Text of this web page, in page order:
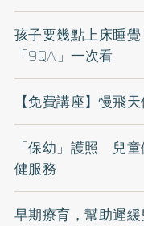
孩子要幾點上床睡
「9QA」一次看
【免費講座】慢飛
「保幼」護照 兒
健服務
早期療育，幫助遲緩